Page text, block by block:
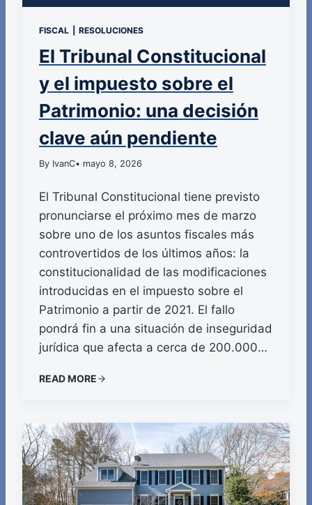
FISCAL RESOLUCIONES
El Tribunal Constitucional
y el impuesto sobre el
Patrimonio: una decisión
clave aún pendiente
By IvanC• mayo 8, 2026
El Tribunal Constitucional tiene previsto
pronunciarse el próximo mes de marzo
sobre uno de los asuntos fiscales más
controvertidos de los últimos años: la
constitucionalidad de las modificaciones
introducidas en el impuesto sobre el
Patrimonio a partir de 2021. El fallo
pondrá fin a una situación de inseguridad
jurídica que afecta a cerca de 200.000…
READ MORE